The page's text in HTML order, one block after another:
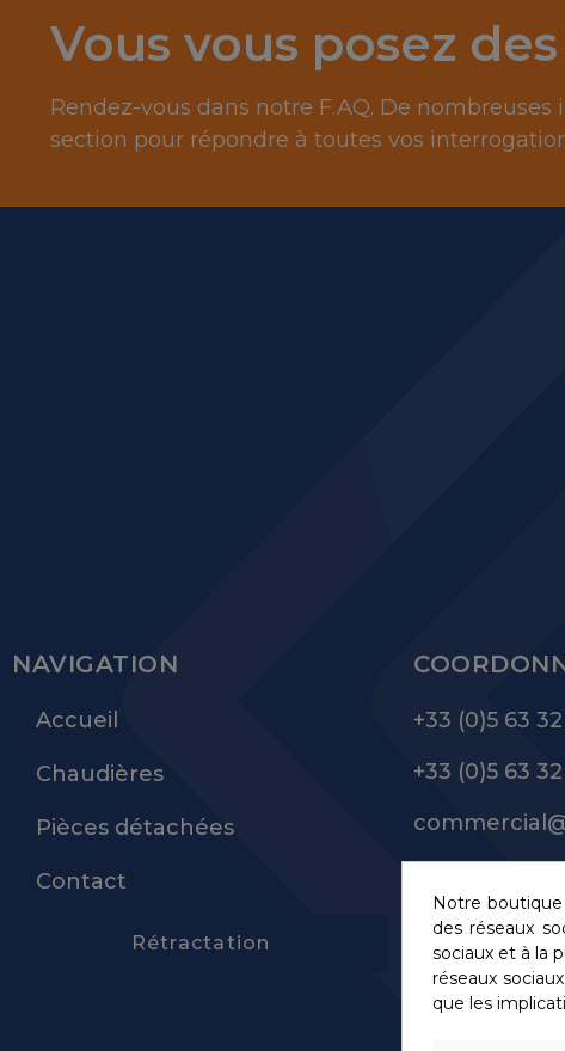
Vous vous posez
Rendez-vous dans notre F.AQ. De
section pour répondre à toutes vos
NAVIGATION
Accueil
Chaudières
Pièces détachées
Contact
Rétractation
+33 (0)5 63
+33 (0)5 63 32
Notre
des réseaux
sociaux et à la
réseaux
que les